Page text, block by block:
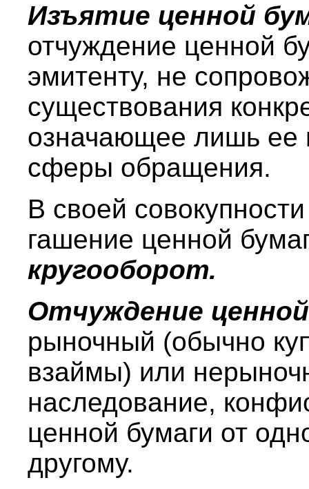
Изъятие ценной
отчуждение ценной
эмитенту, не
существования
означающее лишь ее
сферы обращения.
В своей
гашение ценной
кругооборот.
Отчуждение
рыночный (обычно
взаймы) или
наследование,
ценной бумаги от
другому.